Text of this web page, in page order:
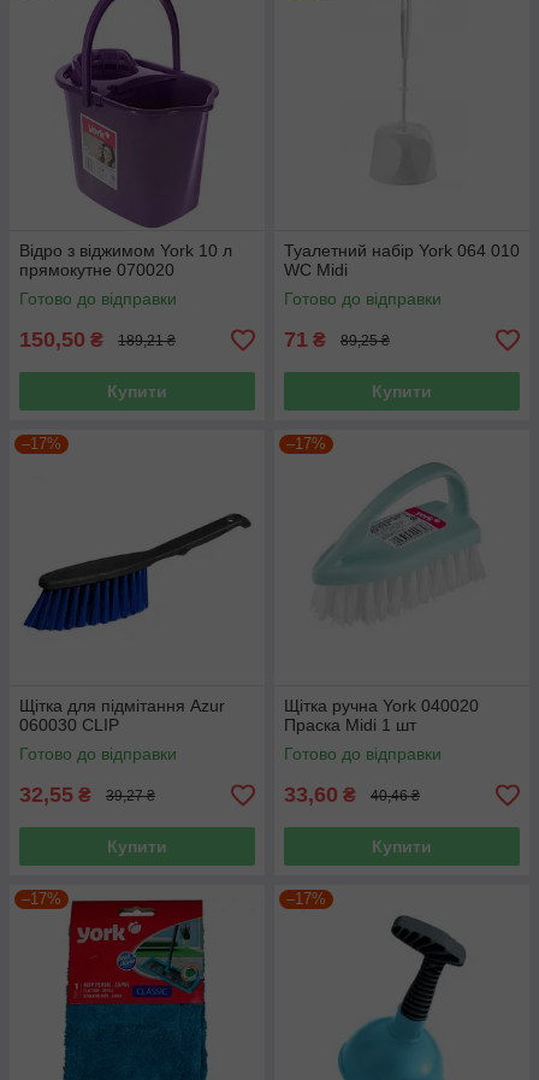
Відро з віджимом York 10 л
прямокутне 070020
Готово до відправки
150,50 ₴ 189,21 ₴
Купити
Туалетний набір York 064 010
WC Midi
Готово до відправки
71 ₴ 89,25 ₴
Купити
–17%
Щітка для підмітання Azur
060030 CLIP
Готово до відправки
32,55 ₴ 39,27 ₴
Купити
–17%
Щітка ручна York 040020
Праска Midi 1 шт
Готово до відправки
33,60 ₴ 40,46 ₴
Купити
–17% –17%